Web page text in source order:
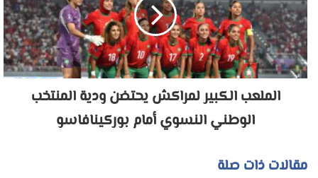
الملعب الكبير لمراكش يحتضن ودية المنتخب
الوطني النسوي أمام بوركينافاسو
مقالات ذات صلة